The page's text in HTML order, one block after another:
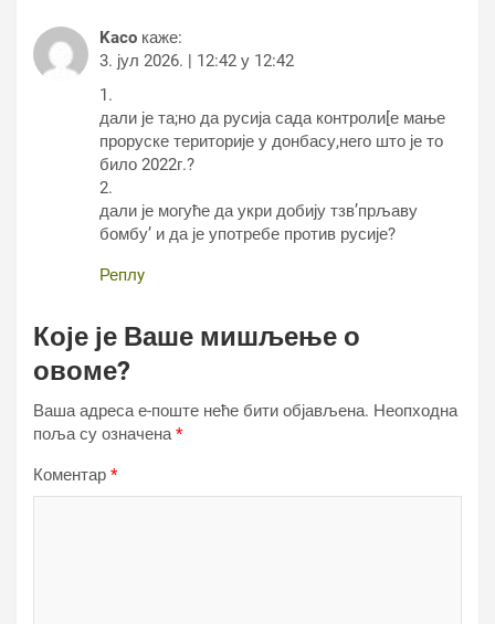
Kaco каже:
3. јул 2026. | 12:42 у 12:42
1.
дали је та;но да русија сада контроли[е мање
проруске територије у донбасу,него што је то
било 2022г.?
2.
дали је могуће да укри добију тзв’прљаву
бомбу’ и да је употребе против русије?
Реплy
Које је Ваше мишљење о
овоме?
Ваша адреса е-поште неће бити објављена. Неопходна
поља су означена*
Коментар *